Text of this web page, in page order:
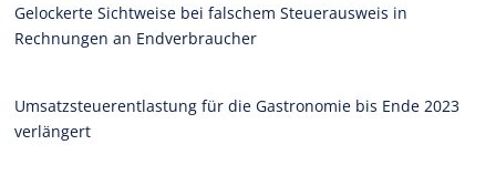
Gelockerte Sichtweise bei falschem Steuerausweis in
Rechnungen an Endverbraucher
Umsatzsteuerentlastung für die Gastronomie bis Ende 2023
verlängert